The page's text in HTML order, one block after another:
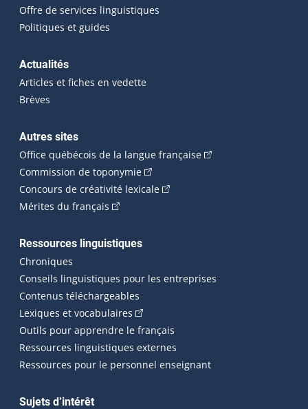
Offre de services linguistiques
Politiques et guides
Actualités
Articles et fiches en vedette
Brèves
Autres sites
Office québécois de la langue française(Cet hyperlien
Commission de toponymie(Cet hyperlien externe s'ouvrira
Concours de créativité lexicale(Cet hyperlien externe
Mérites du français (Cet hyperlien externe s'ouvrira dans une
Ressources linguistiques
Chroniques
Conseils linguistiques pour les entreprises
Contenus téléchargeables
Lexiques et vocabulaires (Cet hyperlien externe s'ouvrira
Outils pour apprendre le français
Ressources linguistiques externes
Ressources pour le personnel enseignant
Sujets d’intérêt